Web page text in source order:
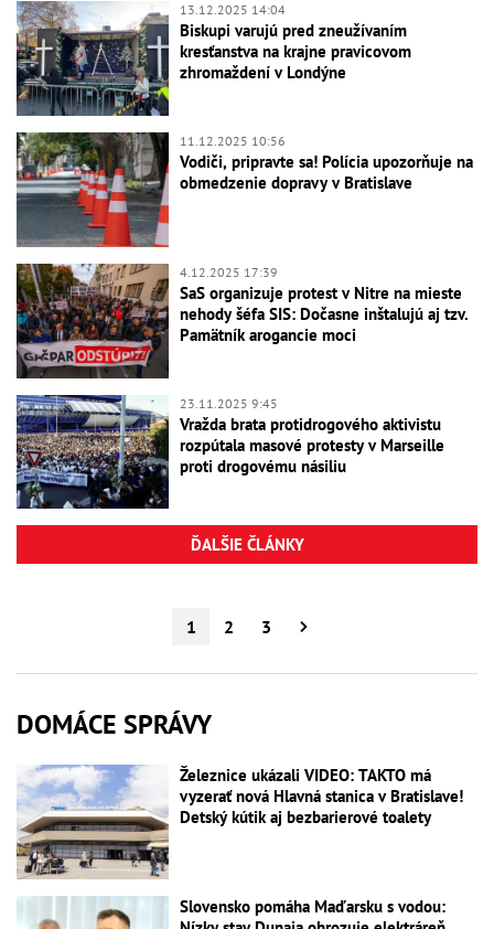
13.12.2025 14:04
Biskupi varujú pred zneužívaním
kresťanstva na krajne pravicovom
zhromaždení v Londýne
11.12.2025 10:56
Vodiči, pripravte sa! Polícia upozorňuje na
obmedzenie dopravy v Bratislave
4.12.2025 17:39
SaS organizuje protest v Nitre na mieste
nehody šéfa SIS: Dočasne inštalujú aj tzv.
Pamätník arogancie moci
23.11.2025 9:45
Vražda brata protidrogového aktivistu
rozpútala masové protesty v Marseille
proti drogovému násiliu
ĎALŠIE ČLÁNKY
1 2 3
DOMÁCE SPRÁVY
Železnice ukázali VIDEO: TAKTO má
vyzerať nová Hlavná stanica v Bratislave!
Detský kútik aj bezbarierové toalety
Slovensko pomáha Maďarsku s vodou: